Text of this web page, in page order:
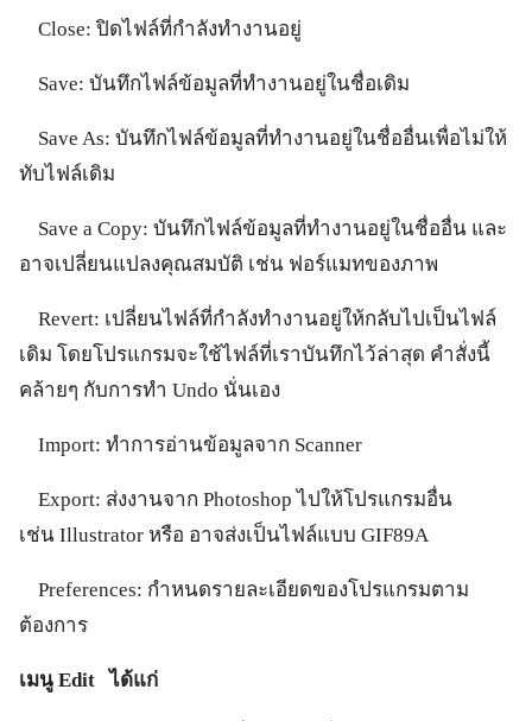
Close: ปิดไฟล์ที่กำลังทำงานอยู่
Save: บันทึกไฟล์ข้อมูลที่ทำงานอยู่ในชื่อเดิม
Save As: บันทึกไฟล์ข้อมูลที่ทำงานอยู่ในชื่ออื่นเพื่อไม่ให้
ทับไฟล์เดิม
Save a Copy: บันทึกไฟล์ข้อมูลที่ทำงานอยู่ในชื่ออื่น และ
อาจเปลี่ยนแปลงคุณสมบัติ เช่น ฟอร์แมทของภาพ
Revert: เปลี่ยนไฟล์ที่กำลังทำงานอยู่ให้กลับไปเป็นไฟล์
เดิม โดยโปรแกรมจะใช้ไฟล์ที่เราบันทึกไว้ล่าสุด คำสั่งนี้
คล้ายๆ กับการทำ Undo นั่นเอง
Import: ทำการอ่านข้อมูลจาก Scanner
Export: ส่งงานจาก Photoshop ไปให้โปรแกรมอื่น
เช่น Illustrator หรือ อาจส่งเป็นไฟล์แบบ GIF89A
Preferences: กำหนดรายละเอียดของโปรแกรมตาม
ต้องการ
เมนู Edit ได้แก่